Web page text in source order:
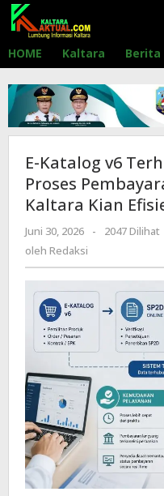
Lewati
konten
HOME Kaltara Berita
E-Katalog v6
Proses
Kaltara Kian
Juni 30, 2026
oleh
-
2047 Dilihat
oleh Redaksi